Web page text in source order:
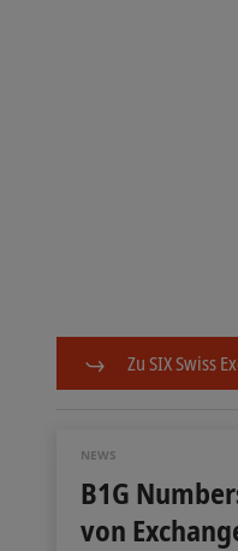
Zu SIX Swiss
NEWS
B1G
von